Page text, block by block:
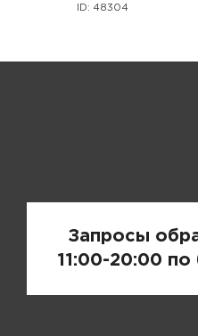
ID: 48304
Запросы
11:00-20:00